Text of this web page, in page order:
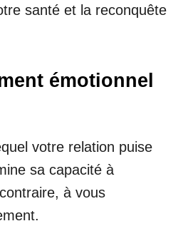
santé et la reconquête
émotionnel
votre relation puise
sa capacité à
à vous